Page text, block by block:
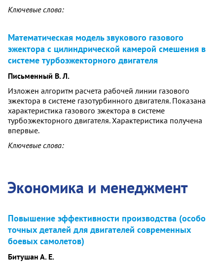
Ключевые слова:
Математическая модель звукового газового
эжектора с цилиндрической камерой смешения в
системе турбоэжекторного двигателя
Письменный В. Л.
Изложен алгоритм расчета рабочей линии газового
эжектора в системе газотурбинного двигателя. Показана
характеристика газового эжектора в системе
турбоэжекторного двигателя. Характеристика получена
впервые.
Ключевые слова:
Экономика и менеджмент
Повышение эффективности производства (особо
точных деталей для двигателей современных
боевых самолетов)
Битушан А. Е.